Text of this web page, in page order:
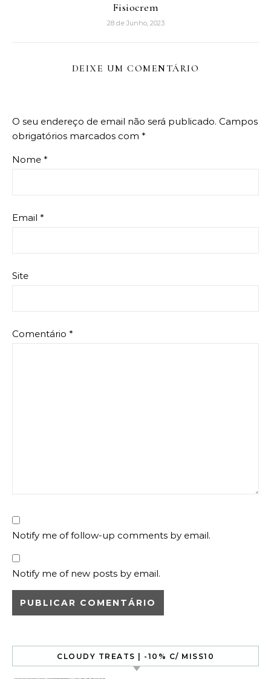
Fisiocrem
28 de Junho, 2023
DEIXE UM COMENTÁRIO
O seu endereço de email não será publicado. Campos
obrigatórios marcados com *
Nome *
Email *
Site
Comentário *
Notify me of follow-up comments by email.
Notify me of new posts by email.
CLOUDY TREATS | -10% C/ MISS10